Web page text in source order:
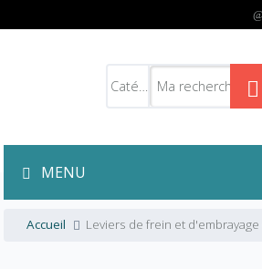
MENU
Accueil Leviers de frein et